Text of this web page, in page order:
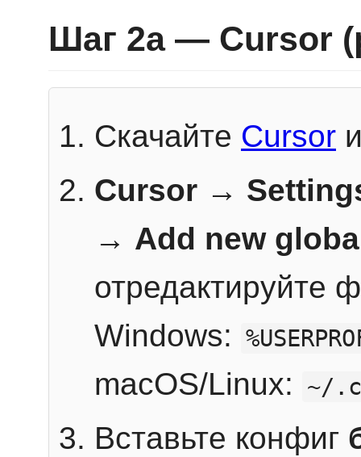
Шаг 2a — Cursor
Скачайте Cursor
Cursor →
→ Add new
отредактируйте
Windows:
macOS/Linux: ~/
Вставьте конфиг